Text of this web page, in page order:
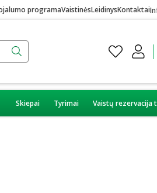
programaVaistinėsLeidinysKontaktai
Skiepai Tyrimai Vaistų rezervacija